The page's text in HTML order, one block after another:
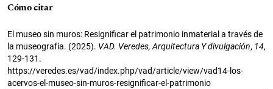
Cómo citar
El museo sin muros: Resignificar el patrimonio inmaterial a través de
la museografía. (2025). VAD. Veredes, Arquitectura Y divulgación, 14,
129-131.
https://veredes.es/vad/index.php/vad/article/view/vad14-los-
acervos-el-museo-sin-muros-resignificar-el-patrimonio